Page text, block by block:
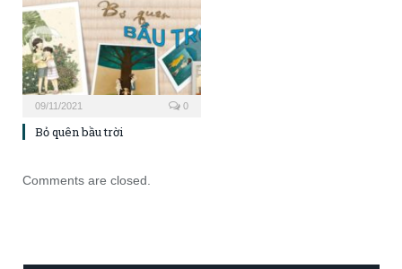
09/11/2021 0
Bỏ quên bầu trời
Comments are closed.